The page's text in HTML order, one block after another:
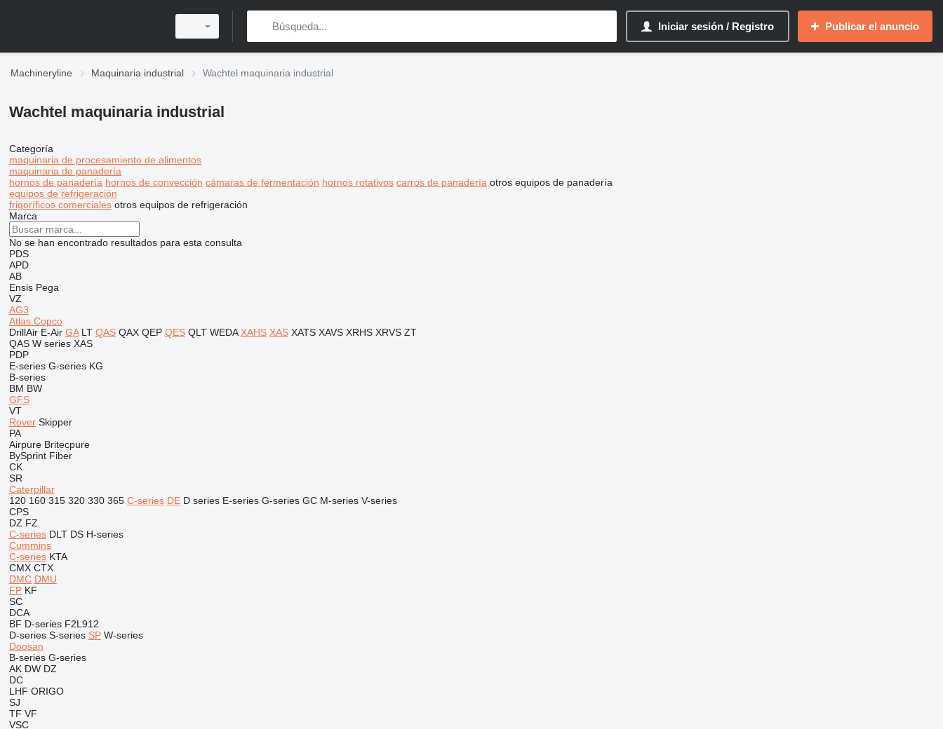
Iniciar sesión / Registro Publicar el anuncio
Machineryline Maquinaria industrial Wachtel maquinaria industrial
Wachtel maquinaria industrial
Categoría
maquinaria de procesamiento de alimentos
maquinaria de panadería
hornos de panadería hornos de convección cámaras de fermentación hornos rotativos carros de panadería otros equipos de panadería
equipos de refrigeración
frigoríficos comerciales otros equipos de refrigeración
Marca
No se han encontrado resultados para esta consulta
PDS
APD
AB
Ensis Pega
VZ
AG3
Atlas Copco
DrillAir E-Air GA LT QAS QAX QEP QES QLT WEDA XAHS XAS XATS XAVS XRHS XRVS ZT
QAS W series XAS
PDP
E-series G-series KG
B-series
BM BW
GFS
VT
Rover Skipper
PA
Airpure Britecpure
BySprint Fiber
CK
SR
Caterpillar
120 160 315 320 330 365 C-series DE D series E-series G-series GC M-series V-series
CPS
DZ FZ
C-series DLT DS H-series
Cummins
C-series KTA
CMX CTX
DMC DMU
FP KF
SC
DCA
BF D-series F2L912
D-series S-series SP W-series
Doosan
B-series G-series
AK DW DZ
DC
LHF ORIGO
SJ
TF VF
VSC